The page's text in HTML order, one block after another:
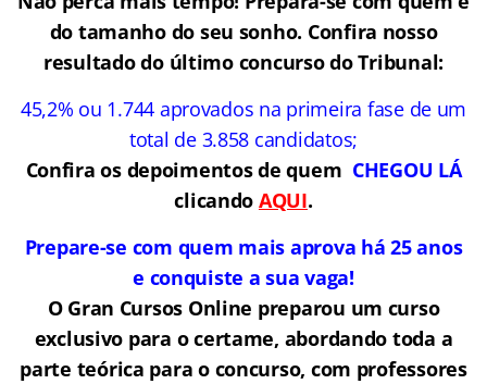
do tamanho do seu sonho. Confira nosso
resultado do último concurso do Tribunal:
45,2% ou 1.744 aprovados na primeira fase de um
total de 3.858 candidatos;
Confira os depoimentos de quem CHEGOU LÁ
clicando AQUI.
Prepare-se com quem mais aprova há 25 anos
e conquiste a sua vaga!
O Gran Cursos Online preparou um curso
exclusivo para o certame, abordando toda a
parte teórica para o concurso, com professores